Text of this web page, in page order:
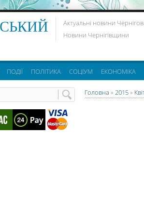
Актуальні новини
Новини Чернігівщини
ПОДІЇ ПОЛІТИКА СОЦІУМ ЕКОНОМІКА
Головна » 2015»